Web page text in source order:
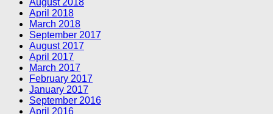
August 2018
April 2018
March 2018
September 2017
August 2017
April 2017
March 2017
February 2017
January 2017
September 2016
April 2016